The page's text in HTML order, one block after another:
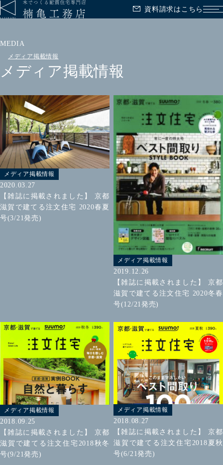
資料請求はこちら メ
MEDIA
メディア掲載情報
メディア掲載情報
メディア掲載情報
2020.03.27
【雑誌に掲載されました】 京都
滋賀で建てる注文住宅 2020春夏
号(3/21発売)
メディア掲載情報
2019.12.26
【雑誌に掲載されました】 京都
滋賀で建てる注文住宅 2020冬春
号(12/21発売)
メディア掲載情報
2018.09.25
【雑誌に掲載されました】 京都
滋賀で建てる注文住宅2018秋冬
号(9/21発売)
メディア掲載情報
2018.08.27
【雑誌に掲載されました】 京都
滋賀で建てる注文住宅2018夏秋
号(6/21発売)